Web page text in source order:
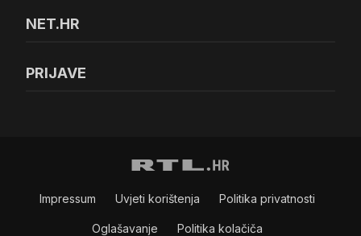
NET.HR
PRIJAVE
Impressum Uvjeti korištenja Politika privatnosti
Oglašavanje Politika kolačiča